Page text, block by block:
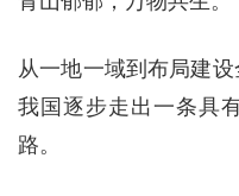
从一地一域到布局建
我国逐步走出一条具
路。